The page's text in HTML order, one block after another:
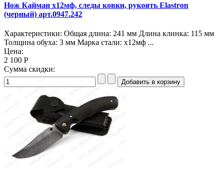
Нож Кайман х12мф, следы ковки, рукоять Elastron
(черный) арт.0947.242
Характеристики: Общая длина: 241 мм Длина клинка: 115 мм
Толщина обуха: 3 мм Марка стали: х12мф ...
Цена:
2 100 Р
Сумма скидки: